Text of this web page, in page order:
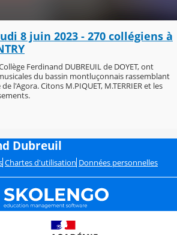
8 juin 2023 - 270 collégiens à
Ferdinand DUBREUIL de DOYET, ont
du bassin montluçonnais rassemblant
l'Agora. Citons M.PIQUET, M.TERRIER et les
Dubreuil
Chartes d'utilisation Données personnelles